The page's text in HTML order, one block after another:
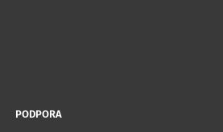
PODPORA